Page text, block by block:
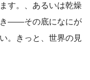
す。、あるいは乾燥
き――その底になにが
。きっと、世界の見